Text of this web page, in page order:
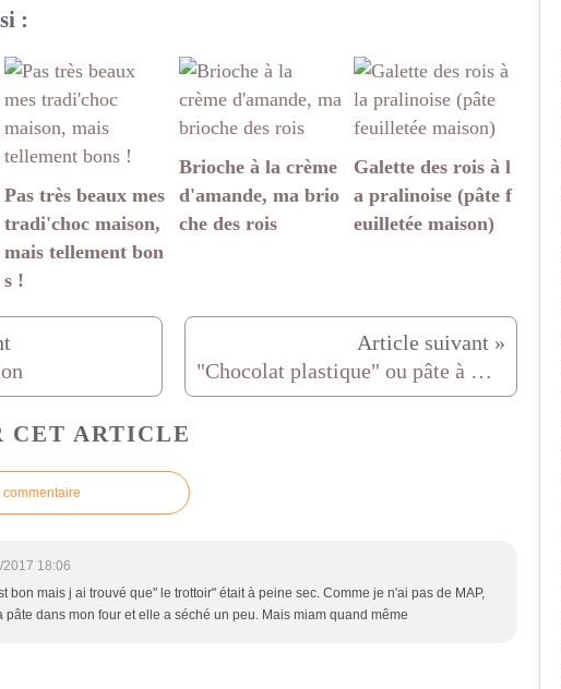
:
Pas très beaux mes
tradi'choc maison,
mais tellement bon
s !
Brioche à la crème
d'amande, ma brio
che des rois
Galette des rois à l
a pralinoise (pâte f
euilletée maison)
"Chocolat plastique" ou pâte à modeler en chocolat
CET ARTICLE
2017 18:06
bon mais j ai trouvé que" le trottoir" était à peine sec. Comme je n'ai pas de MAP,
pâte dans mon four et elle a séché un peu. Mais miam quand même